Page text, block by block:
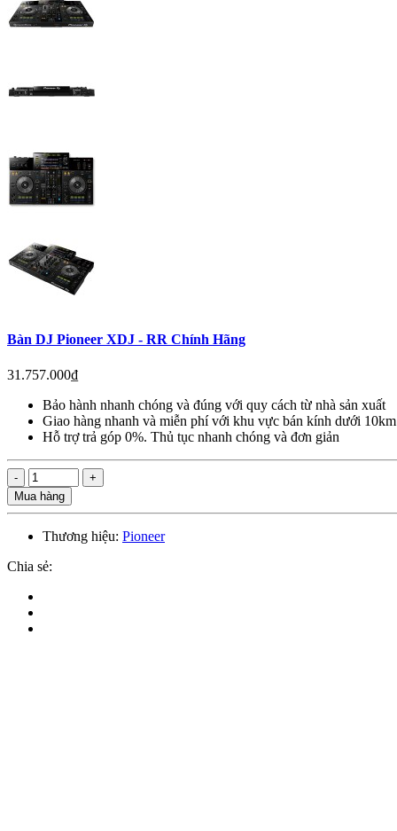
Bàn DJ Pioneer XDJ - RR Chính Hãng
31.757.000₫
Bảo hành nhanh chóng và đúng với quy cách từ nhà sản xuất
Giao hàng nhanh và miễn phí với khu vực bán kính dưới 10km
Hỗ trợ trả góp 0%. Thủ tục nhanh chóng và đơn giản
Mua hàng
Thương hiệu: Pioneer
Chia sẻ: